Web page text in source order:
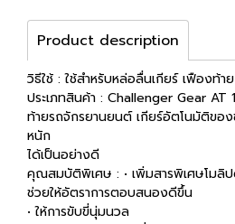
Product description
วิธีใช้ : ใช้สำหรับหล่อลื่นเกียร์ เฟืองท้าย
ประเภทสินค้า : Challenger Gear AT
ท้ายรถจักรยานยนต์ เกียร์อัตโนมัติขอ
หนัก
ได้เป็นอย่างดี
คุณสมบัติพิเศษ : • เพิ่มสารพิเศษโมลิ
ช่วยให้อัตราการตอบสนองดีขึ้น
• ให้การขับขี่นุ่มนวล